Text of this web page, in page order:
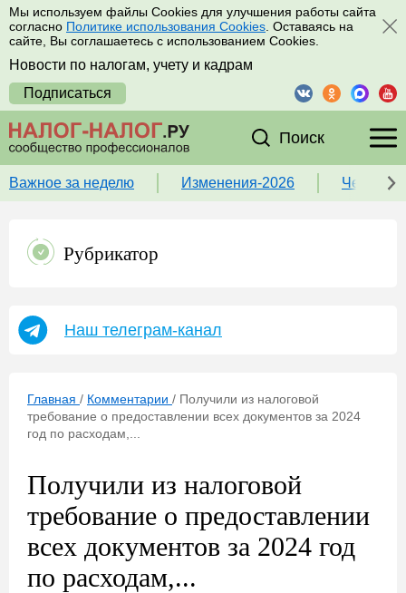
Мы используем файлы Cookies для улучшения работы сайта
согласно Политике использования Cookies . Оставаясь на
сайте, Вы соглашаетесь с использованием Cookies.
Новости по налогам, учету и кадрам
Подписаться
Поиск
Важное за неделю Изменения-2026 Чек-
Рубрикатор
Наш телеграм-канал
Главная / Комментарии / Получили из налоговой
требование о предоставлении всех документов за 2024
год по расходам,...
Получили из налоговой
требование о предоставлении
всех документов за 2024 год
по расходам,...